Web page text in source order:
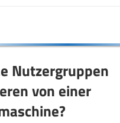
Nutzergruppen
von einer